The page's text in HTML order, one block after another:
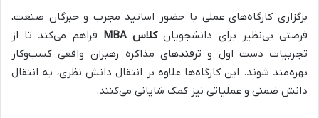
برگزاری کارگاه‌های عملی با حضور اساتید مجرب و خبرگان صنعت،
فرصتی بی‌نظیر برای دانشجویانکلاس MBA
فراهم می‌کند تا از
تجربیات دست اول و ترفندهای مذاکره رهبران واقعی کسب‌وکار
بهره‌مند شوند. این کارگاه‌ها علاوه بر انتقال دانش نظری، به انتقال
دانش ضمنی و عملیاتی نیز کمک شایانی می‌کنند.